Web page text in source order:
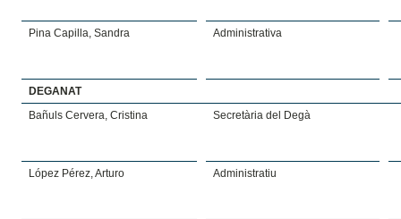
Pina Capilla, Sandra Administrativa
DEGANAT
Bañuls Cervera, Cristina
Secretària del Degà
López Pérez, Arturo Administratiu